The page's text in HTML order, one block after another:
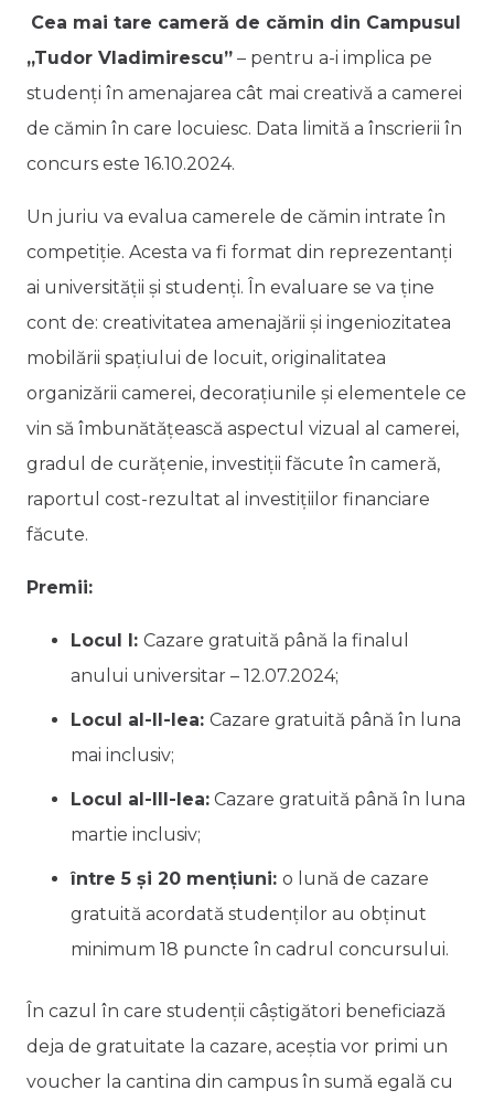
Cea mai tare cameră de cămin din Campusul
„Tudor Vladimirescu” – pentru a-i implica pe
studenți în amenajarea cât mai creativă a camerei
de cămin în care locuiesc. Data limită a înscrierii în
concurs este 16.10.2024.
Un juriu va evalua camerele de cămin intrate în
competiție. Acesta va fi format din reprezentanți
ai universității și studenți. În evaluare se va ține
cont de: creativitatea amenajării și ingeniozitatea
mobilării spațiului de locuit, originalitatea
organizării camerei, decorațiunile și elementele ce
vin să îmbunătățească aspectul vizual al camerei,
gradul de curățenie, investiții făcute în cameră,
raportul cost-rezultat al investițiilor financiare
făcute.
Premii:
Locul I: Cazare gratuită până la finalul
anului universitar – 12.07.2024;
Locul al-II-lea: Cazare gratuită până în luna
mai inclusiv;
Locul al-III-lea: Cazare gratuită până în luna
martie inclusiv;
între 5 și 20 mențiuni: o lună de cazare
gratuită acordată studenților au obținut
minimum 18 puncte în cadrul concursului.
În cazul în care studenții câștigători beneficiază
deja de gratuitate la cazare, aceștia vor primi un
voucher la cantina din campus în sumă egală cu